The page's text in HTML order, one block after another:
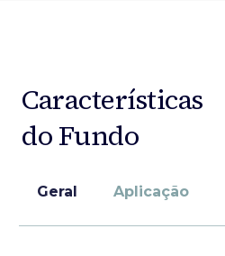
Características
do Fundo
Geral Aplicação